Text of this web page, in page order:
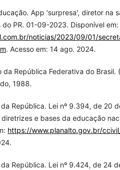
App 'surpresa', diretor na
do PR. 01-09-2023. Disponível em:
noticias/2023/09/01/
. Acesso em: 14 ago. 2024.
da República Federativa do Brasil.
1988.
da República. Lei nº 9.394, de 20
e bases da educação
https://www.planalto.gov.br/
da República. Lei nº 9.424, de 24